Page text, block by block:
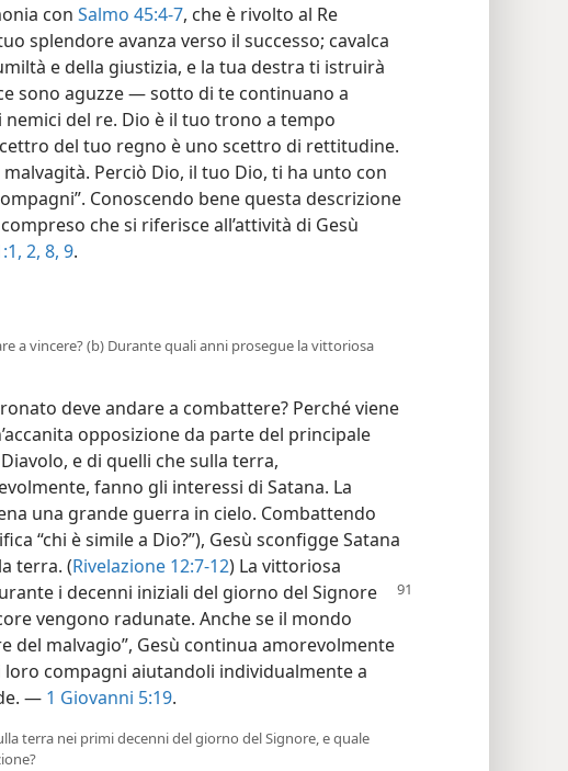
con Salmo 45:4-7, che è rivolto al Re
splendore avanza verso il successo; cavalca
e della giustizia, e la tua destra ti istruirà
sono aguzze — sotto di te continuano a
del re. Dio è il tuo trono a tempo
del tuo regno è uno scettro di rettitudine.
Perciò Dio, il tuo Dio, ti ha unto con
Conoscendo bene questa descrizione
che si riferisce all’attività di Gesù
2, 8, 9.
a vincere? (b) Durante quali anni prosegue la vittoriosa
deve andare a combattere? Perché viene
opposizione da parte del principale
e di quelli che sulla terra,
fanno gli interessi di Satana. La
una grande guerra in cielo. Combattendo
“chi è simile a Dio?”), Gesù sconfigge Satana
terra. (Rivelazione 12:7-12) La vittoriosa
i decenni iniziali del giorno del Signore
vengono radunate. Anche se il mondo
del malvagio”, Gesù continua amorevolmente
compagni aiutandoli individualmente a
— 1 Giovanni 5:19.
terra nei primi decenni del giorno del Signore, e quale